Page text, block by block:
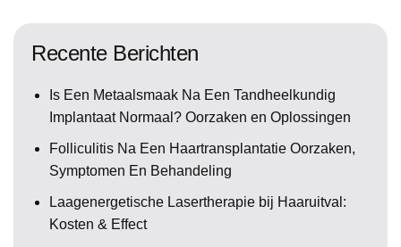
Recente Berichten
Is Een Metaalsmaak Na Een Tandheelkundig
Implantaat Normaal? Oorzaken en Oplossingen
Folliculitis Na Een Haartransplantatie Oorzaken,
Symptomen En Behandeling
Laagenergetische Lasertherapie bij Haaruitval:
Kosten & Effect